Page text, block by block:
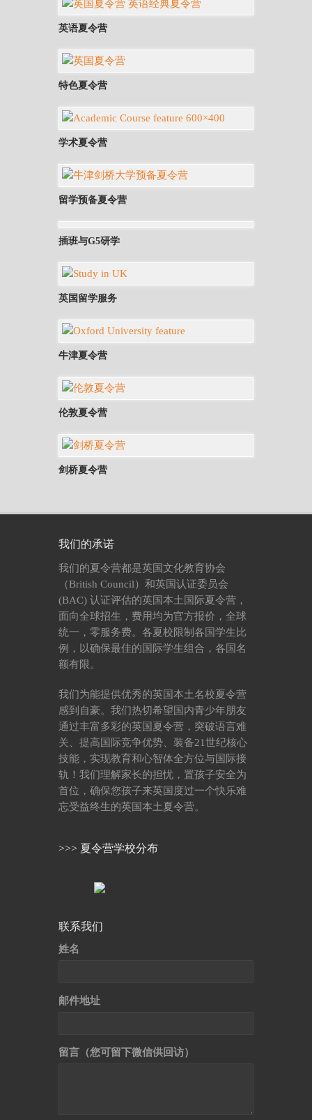
英语夏令营
特色夏令营
学术夏令营
留学预备夏令营
插班与G5研学
英国留学服务
牛津夏令营
伦敦夏令营
剑桥夏令营
我们的承诺
我们的夏令营都是英国文化教育协会
（British Council）和英国认证委员会
(BAC) 认证评估的英国本土国际夏令营，
面向全球招生，费用均为官方报价，全球
统一，零服务费。各夏校限制各国学生比
例，以确保最佳的国际学生组合，各国名
额有限。
我们为能提供优秀的英国本土名校夏令营
感到自豪。我们热切希望国内青少年朋友
通过丰富多彩的英国夏令营，突破语言难
关、提高国际竞争优势、装备21世纪核心
技能，实现教育和心智体全方位与国际接
轨！我们理解家长的担忧，置孩子安全为
首位，确保您孩子来英国度过一个快乐难
忘受益终生的英国本土夏令营。
>>> 夏令营学校分布
联系我们
姓名
邮件地址
留言（您可留下微信供回访）